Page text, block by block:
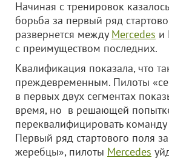
Начиная с тренировок
борьба за первый ряд
развернется между Mercedes и
с преимуществом последних.
Квалификация показала, что
преждевременным. Пилоты
в первых двух сегментах
время, но в решающей
переквалифицировать
Первый ряд стартового поля
жеребцы», пилоты Mercedes